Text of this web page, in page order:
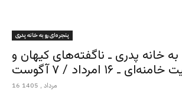
پنجره‌ای رو به خانه پدری
به خانه پدری ـ ناگفته‌های کیهان و
ـ ۱۶ امرداد / ۷ آگوست
16 مرداد , 1405